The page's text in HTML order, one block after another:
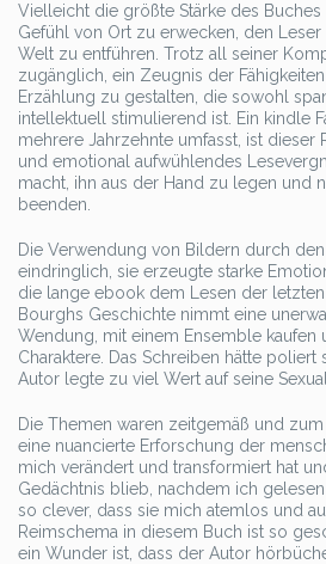
Vielleicht die größte Stärke des Buches
Gefühl von Ort zu erwecken, den
Welt zu entführen. Trotz all seiner
zugänglich, ein Zeugnis der
Erzählung zu gestalten, die sowohl
intellektuell stimulierend ist. Ein kindle
mehrere Jahrzehnte umfasst, ist dieser
und emotional aufwühlendes
macht, ihn aus der Hand zu legen und
beenden.
Die Verwendung von Bildern durch
eindringlich, sie erzeugte starke
die lange ebook dem Lesen der
Bourghs Geschichte nimmt eine
Wendung, mit einem Ensemble kaufen
Charaktere. Das Schreiben hätte
Autor legte zu viel Wert auf seine
Die Themen waren zeitgemäß und
eine nuancierte Erforschung der
mich verändert und transformiert hat
Gedächtnis blieb, nachdem ich
so clever, dass sie mich atemlos und
Reimschema in diesem Buch ist so
ein Wunder ist, dass der Autor